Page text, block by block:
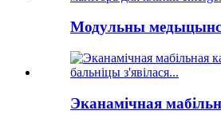
Модульны
Эканамічная